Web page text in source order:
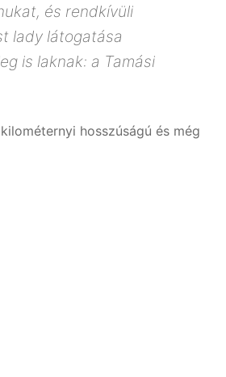
és rendkívüli
lady látogatása
is laknak: a Tamási
hosszúságú és még